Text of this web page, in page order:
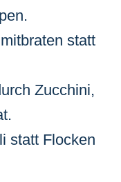
statt
Zucchini,
statt Flocken